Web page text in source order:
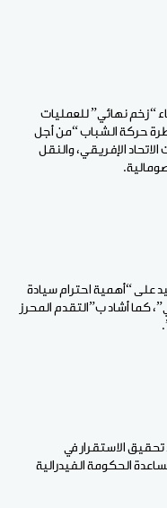
“زخم نهائي” للعمليات
حركة الشباب “من أجل
الإفريقي، والنقل
على “أهمية احترام سيادة
كما أشاد ب”التقدم المحرز
الاستقرار في
الحكومة الفيدرالية